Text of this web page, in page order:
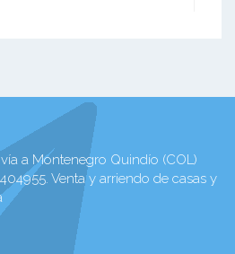
a Montenegro Quindío (COL)
Venta y arriendo de casas y